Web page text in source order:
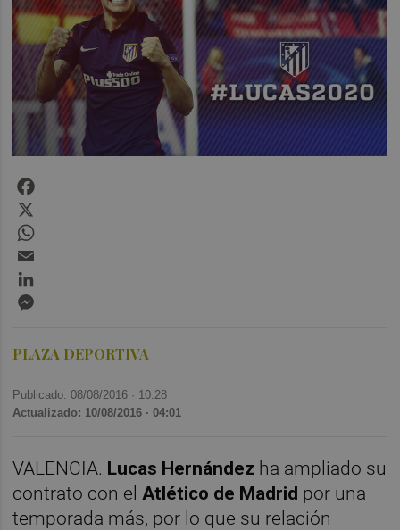
PLAZA DEPORTIVA
Publicado: 08/08/2016 · 10:28
Actualizado: 10/08/2016 · 04:01
VALENCIA. Lucas Hernández ha ampliado su
contrato con el Atlético de Madrid por una
temporada más, por lo que su relación